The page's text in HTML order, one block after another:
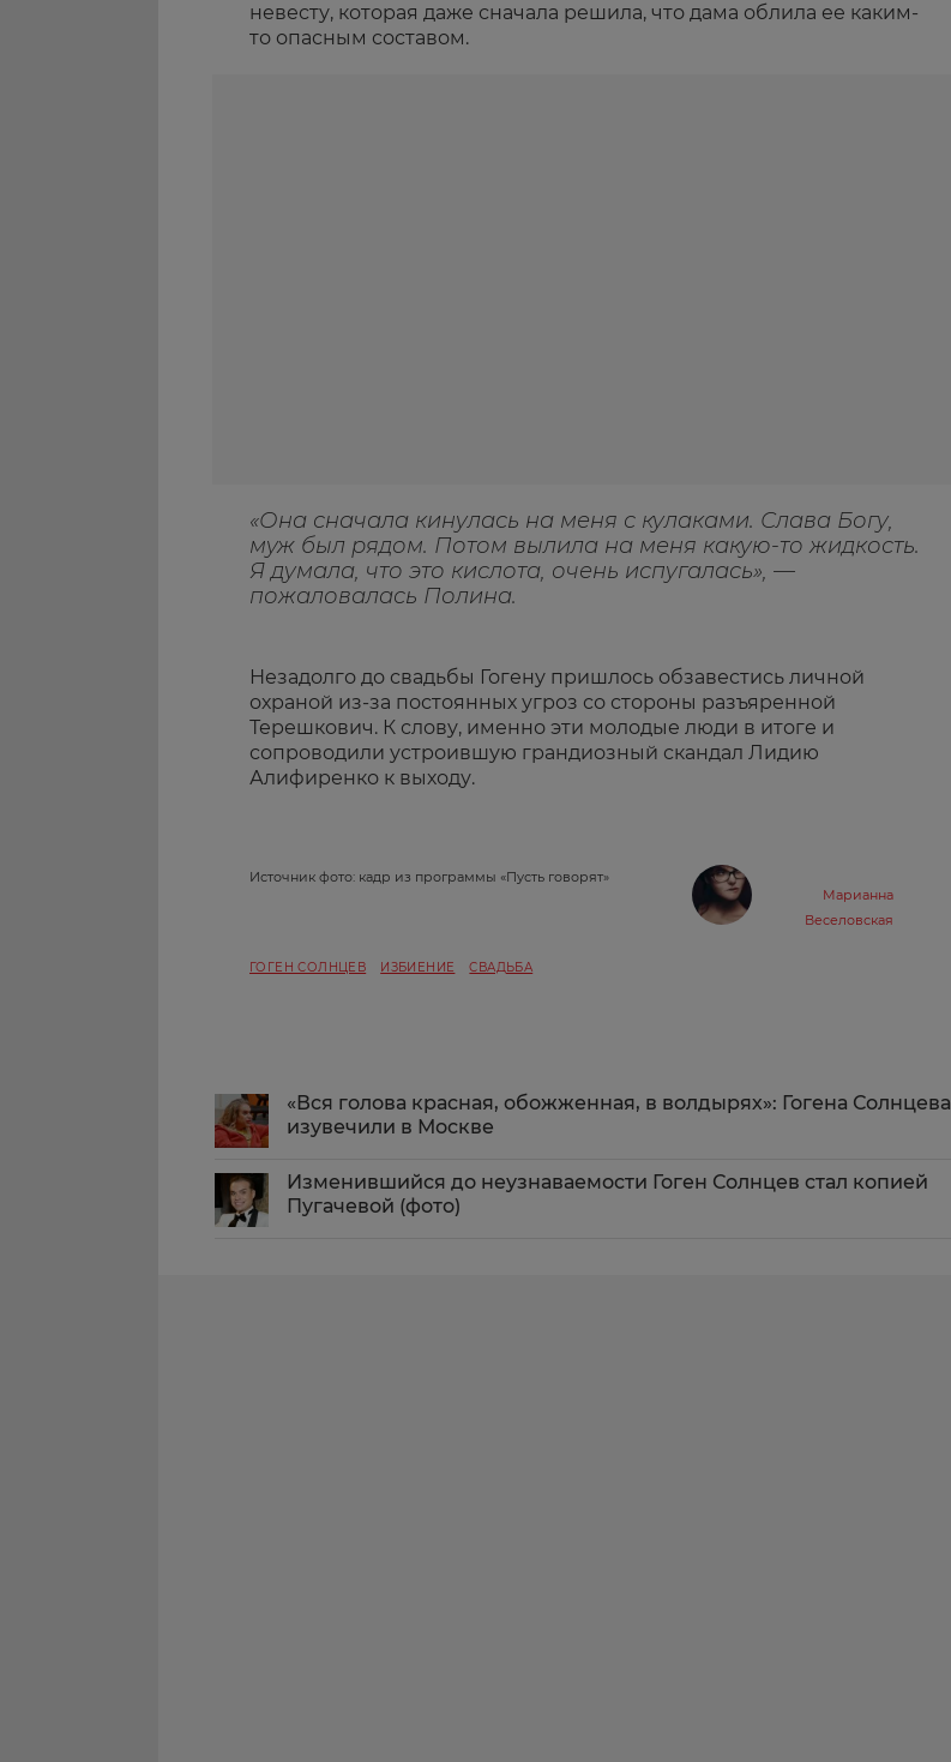
невесту, которая даже сначала решила, что дама облила ее каким-
то опасным составом.
«Она сначала кинулась на меня с кулаками. Слава Богу,
муж был рядом. Потом вылила на меня какую-то жидкость.
Я думала, что это кислота, очень испугалась», —
пожаловалась Полина.
Незадолго до свадьбы Гогену пришлось обзавестись личной
охраной из-за постоянных угроз со стороны разъяренной
Терешкович. К слову, именно эти молодые люди в итоге и
сопроводили устроившую грандиозный скандал Лидию
Алифиренко к выходу.
Источник фото: кадр из программы «Пусть говорят»
Марианна
Веселовская
ГОГЕН СОЛНЦЕВ ИЗБИЕНИЕ СВАДЬБА
«Вся голова красная, обожженная, в волдырях»: Гогена Солнцева
изувечили в Москве
Изменившийся до неузнаваемости Гоген Солнцев стал копией
Пугачевой (фото)